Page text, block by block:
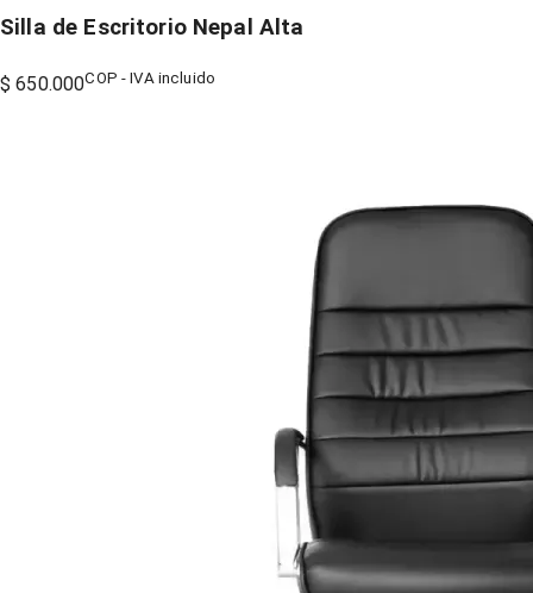
Silla de Escritorio Nepal Alta
$ 650.000COP - IVA incluido